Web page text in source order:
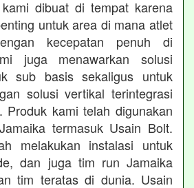
dibuat di tempat karena
untuk area di mana atlet
kecepatan penuh di
juga menawarkan solusi
sub basis sekaligus untuk
solusi vertikal terintegrasi
Produk kami telah digunakan
termasuk Usain Bolt.
melakukan instalasi untuk
dan juga tim run Jamaika
tim teratas di dunia. Usain